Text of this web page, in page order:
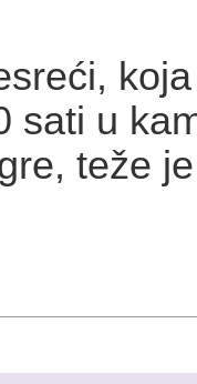
sati u
teže